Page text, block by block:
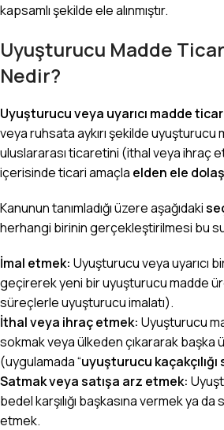
kapsamlı şekilde ele alınmıştır.
Uyuşturucu Madde
Nedir?
Uyuşturucu veya uyarıcı madde
veya ruhsata aykırı şekilde uyuşturucu
uluslararası ticaretini (ithal veya ihraç
içerisinde ticari amaçla elden ele
Kanunun tanımladığı üzere aşağıdaki
herhangi birinin gerçekleştirilmesi bu
İmal etmek: Uyuşturucu veya uyarıcı
geçirerek yeni bir uyuşturucu madde
süreçlerle uyuşturucu imalatı).
İthal veya ihraç etmek: Uyuşturucu
sokmak veya ülkeden çıkararak başka
(uygulamada “uyuşturucu kaçakçılığı
Satmak veya satışa arz etmek:
bedel karşılığı başkasına vermek ya
etmek.